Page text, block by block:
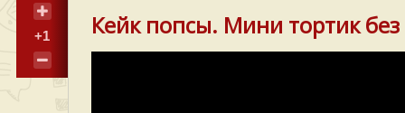
+1 Кейк попсы. Мини тортик